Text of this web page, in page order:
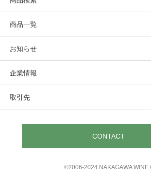
商品一覧
お知らせ
企業情報
取引先
CONTACT
©︎2006-2024 NAKAGAWA WINE